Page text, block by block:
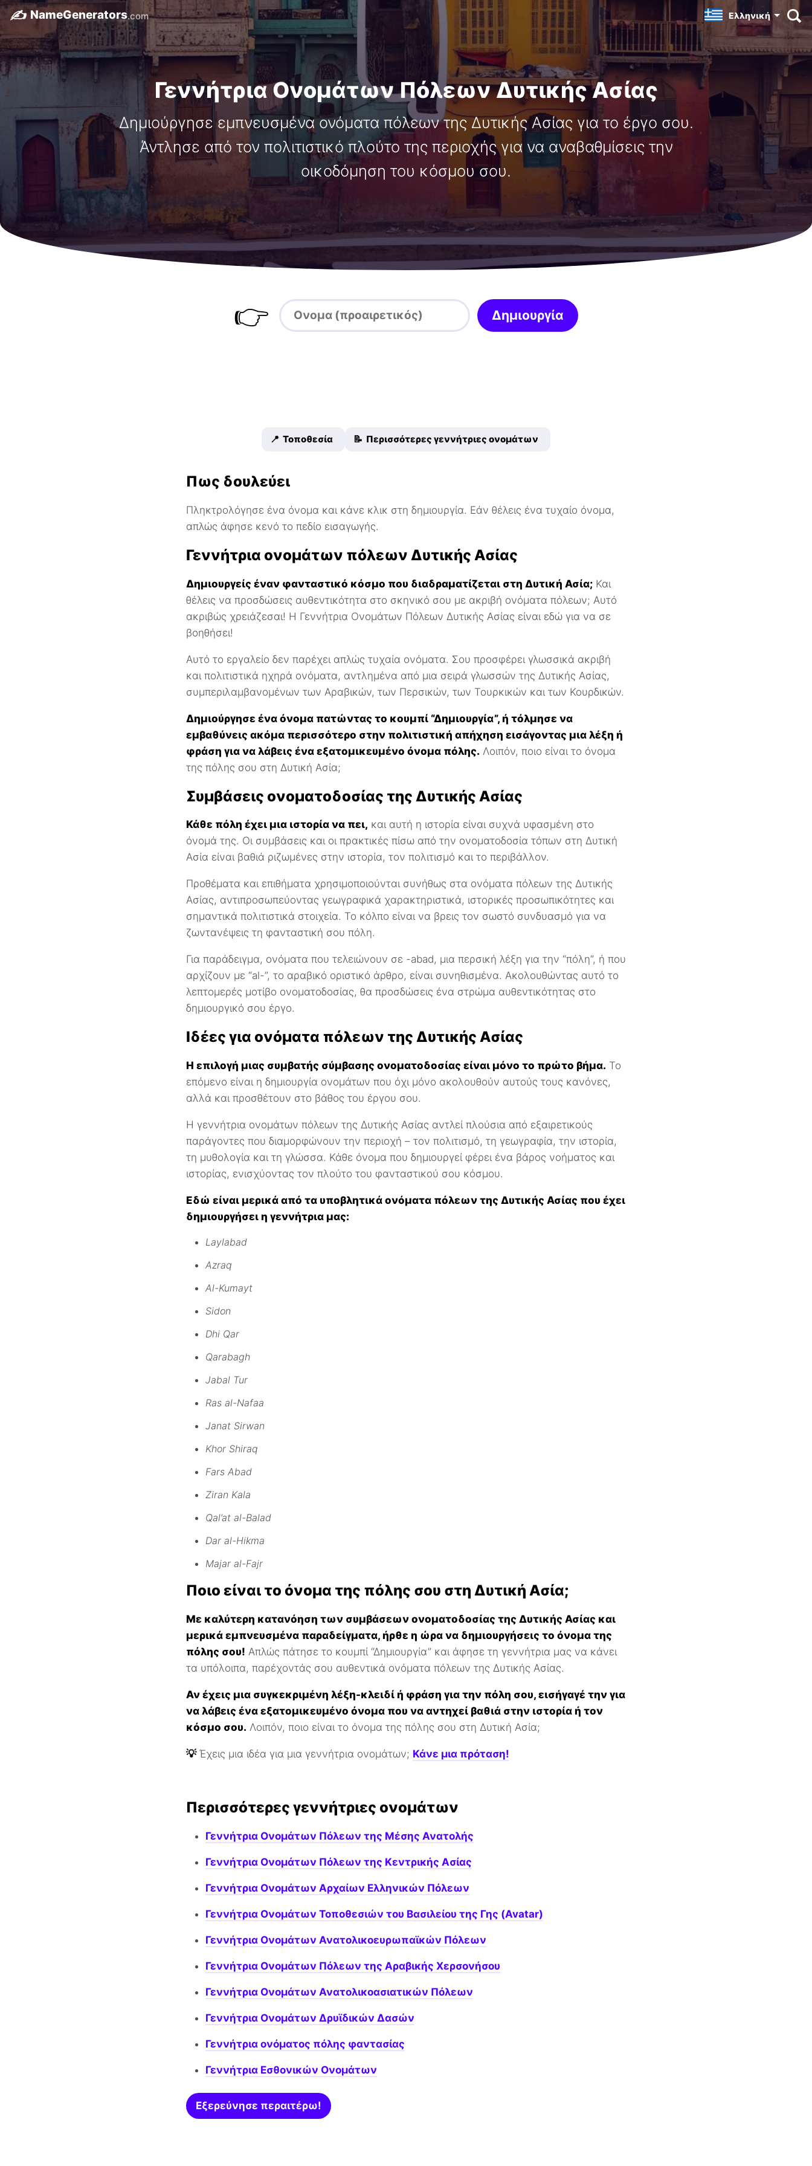
✍️ NameGenerators.com Ελληνική
Γεννήτρια Ονομάτων Πόλεων Δυτικής Ασίας
Δημιούργησε εμπνευσμένα ονόματα πόλεων της Δυτικής Ασίας για το έργο σου.
Άντλησε από τον πολιτιστικό πλούτο της περιοχής για να αναβαθμίσεις την
οικοδόμηση του κόσμου σου.
👉 Δημιουργία
📍 Τοποθεσία 📝 Περισσότερες γεννήτριες ονομάτων
Πως δουλεύει
Πληκτρολόγησε ένα όνομα και κάνε κλικ στη δημιουργία. Εάν θέλεις ένα τυχαίο όνομα,
απλώς άφησε κενό το πεδίο εισαγωγής.
Γεννήτρια ονομάτων πόλεων Δυτικής Ασίας
Δημιουργείς έναν φανταστικό κόσμο που διαδραματίζεται στη Δυτική Ασία; Και
θέλεις να προσδώσεις αυθεντικότητα στο σκηνικό σου με ακριβή ονόματα πόλεων; Αυτό
ακριβώς χρειάζεσαι! Η Γεννήτρια Ονομάτων Πόλεων Δυτικής Ασίας είναι εδώ για να σε
βοηθήσει!
Αυτό το εργαλείο δεν παρέχει απλώς τυχαία ονόματα. Σου προσφέρει γλωσσικά ακριβή
και πολιτιστικά ηχηρά ονόματα, αντλημένα από μια σειρά γλωσσών της Δυτικής Ασίας,
συμπεριλαμβανομένων των Αραβικών, των Περσικών, των Τουρκικών και των Κουρδικών.
Δημιούργησε ένα όνομα πατώντας το κουμπί “Δημιουργία”, ή τόλμησε να
εμβαθύνεις ακόμα περισσότερο στην πολιτιστική απήχηση εισάγοντας μια λέξη ή
φράση για να λάβεις ένα εξατομικευμένο όνομα πόλης. Λοιπόν, ποιο είναι το όνομα
της πόλης σου στη Δυτική Ασία;
Συμβάσεις ονοματοδοσίας της Δυτικής Ασίας
Κάθε πόλη έχει μια ιστορία να πει, και αυτή η ιστορία είναι συχνά υφασμένη στο
όνομά της. Οι συμβάσεις και οι πρακτικές πίσω από την ονοματοδοσία τόπων στη Δυτική
Ασία είναι βαθιά ριζωμένες στην ιστορία, τον πολιτισμό και το περιβάλλον.
Προθέματα και επιθήματα χρησιμοποιούνται συνήθως στα ονόματα πόλεων της Δυτικής
Ασίας, αντιπροσωπεύοντας γεωγραφικά χαρακτηριστικά, ιστορικές προσωπικότητες και
σημαντικά πολιτιστικά στοιχεία. Το κόλπο είναι να βρεις τον σωστό συνδυασμό για να
ζωντανέψεις τη φανταστική σου πόλη.
Για παράδειγμα, ονόματα που τελειώνουν σε -abad, μια περσική λέξη για την “πόλη”, ή που
αρχίζουν με “al-”, το αραβικό οριστικό άρθρο, είναι συνηθισμένα. Ακολουθώντας αυτό το
λεπτομερές μοτίβο ονοματοδοσίας, θα προσδώσεις ένα στρώμα αυθεντικότητας στο
δημιουργικό σου έργο.
Ιδέες για ονόματα πόλεων της Δυτικής Ασίας
Η επιλογή μιας συμβατής σύμβασης ονοματοδοσίας είναι μόνο το πρώτο βήμα. Το
επόμενο είναι η δημιουργία ονομάτων που όχι μόνο ακολουθούν αυτούς τους κανόνες,
αλλά και προσθέτουν στο βάθος του έργου σου.
Η γεννήτρια ονομάτων πόλεων της Δυτικής Ασίας αντλεί πλούσια από εξαιρετικούς
παράγοντες που διαμορφώνουν την περιοχή – τον πολιτισμό, τη γεωγραφία, την ιστορία,
τη μυθολογία και τη γλώσσα. Κάθε όνομα που δημιουργεί φέρει ένα βάρος νοήματος και
ιστορίας, ενισχύοντας τον πλούτο του φανταστικού σου κόσμου.
Εδώ είναι μερικά από τα υποβλητικά ονόματα πόλεων της Δυτικής Ασίας που έχει
δημιουργήσει η γεννήτρια μας:
Laylabad
Azraq
Al-Kumayt
Sidon
Dhi Qar
Qarabagh
Jabal Tur
Ras al-Nafaa
Janat Sirwan
Khor Shiraq
Fars Abad
Ziran Kala
Qal’at al-Balad
Dar al-Hikma
Majar al-Fajr
Ποιο είναι το όνομα της πόλης σου στη Δυτική Ασία;
Με καλύτερη κατανόηση των συμβάσεων ονοματοδοσίας της Δυτικής Ασίας και
μερικά εμπνευσμένα παραδείγματα, ήρθε η ώρα να δημιουργήσεις το όνομα της
πόλης σου! Απλώς πάτησε το κουμπί “Δημιουργία” και άφησε τη γεννήτρια μας να κάνει
τα υπόλοιπα, παρέχοντάς σου αυθεντικά ονόματα πόλεων της Δυτικής Ασίας.
Αν έχεις μια συγκεκριμένη λέξη-κλειδί ή φράση για την πόλη σου, εισήγαγέ την για
να λάβεις ένα εξατομικευμένο όνομα που να αντηχεί βαθιά στην ιστορία ή τον
κόσμο σου. Λοιπόν, ποιο είναι το όνομα της πόλης σου στη Δυτική Ασία;
💡 Έχεις μια ιδέα για μια γεννήτρια ονομάτων; Κάνε μια πρόταση!
Περισσότερες γεννήτριες ονομάτων
Γεννήτρια Ονομάτων Πόλεων της Μέσης Ανατολής
Γεννήτρια Ονομάτων Πόλεων της Κεντρικής Ασίας
Γεννήτρια Ονομάτων Αρχαίων Ελληνικών Πόλεων
Γεννήτρια Ονομάτων Τοποθεσιών του Βασιλείου της Γης (Avatar)
Γεννήτρια Ονομάτων Ανατολικοευρωπαϊκών Πόλεων
Γεννήτρια Ονομάτων Πόλεων της Αραβικής Χερσονήσου
Γεννήτρια Ονομάτων Ανατολικοασιατικών Πόλεων
Γεννήτρια Ονομάτων Δρυϊδικών Δασών
Γεννήτρια ονόματος πόλης φαντασίας
Γεννήτρια Εσθονικών Ονομάτων
Εξερεύνησε περαιτέρω!